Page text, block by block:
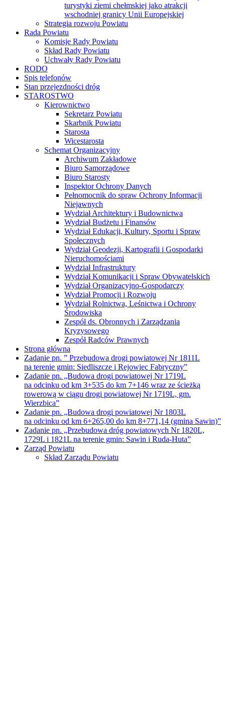
turystyki ziemi chełmskiej jako atrakcji
wschodniej granicy Unii Europejskiej
Strategia rozwoju Powiatu
Rada Powiatu
Komisje Rady Powiatu
Skład Rady Powiatu
Uchwały Rady Powiatu
RODO
Spis telefonów
Stan przejezdności dróg
STAROSTWO
Kierownictwo
Sekretarz Powiatu
Skarbnik Powiatu
Starosta
Wicestarosta
Schemat Organizacyjny
Archiwum Zakładowe
Biuro Samorządowe
Biuro Starosty
Inspektor Ochrony Danych
Pełnomocnik do spraw Ochrony Informacji
Niejawnych
Wydział Architektury i Budownictwa
Wydział Budżetu i Finansów
Wydział Edukacji, Kultury, Sportu i Spraw
Społecznych
Wydział Geodezji, Kartografii i Gospodarki
Nieruchomościami
Wydział Infrastruktury
Wydział Komunikacji i Spraw Obywatelskich
Wydział Organizacyjno-Gospodarczy
Wydział Promocji i Rozwoju
Wydział Rolnictwa, Leśnictwa i Ochrony
Środowiska
Zespół ds. Obronnych i Zarządzania
Kryzysowego
Zespół Radców Prawnych
Strona główna
Zadanie pn. ” Przebudowa drogi powiatowej Nr 1811L
na terenie gmin: Siedliszcze i Rejowiec Fabryczny”
Zadanie pn. „Budowa drogi powiatowej Nr 1719L
na odcinku od km 3+535 do km 7+146 wraz ze ścieżką
rowerową w ciągu drogi powiatowej Nr 1719L, gm.
Wierzbica”
Zadanie pn. „Budowa drogi powiatowej Nr 1803L
na odcinku od km 6+265,00 do km 8+771,14 (gmina Sawin)”
Zadanie pn. „Przebudowa dróg powiatowych Nr 1820L,
1729L i 1821L na terenie gmin: Sawin i Ruda-Huta”
Zarząd Powiatu
Skład Zarządu Powiatu